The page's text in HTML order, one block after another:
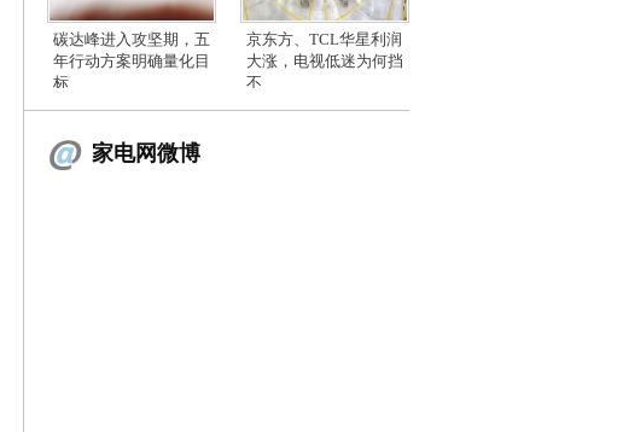
碳达峰进入攻坚期，五
年行动方案明确量化目
标
京东方、TCL华星利润
大涨，电视低迷为何挡
不
家电网微博